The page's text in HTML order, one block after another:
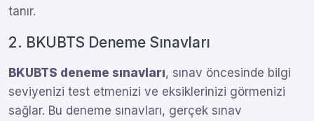
tanır.
2. BKUBTS Deneme Sınavları
BKUBTS deneme sınavları, sınav öncesinde bilgi
seviyenizi test etmenizi ve eksiklerinizi görmenizi
sağlar. Bu deneme sınavları, gerçek sınav